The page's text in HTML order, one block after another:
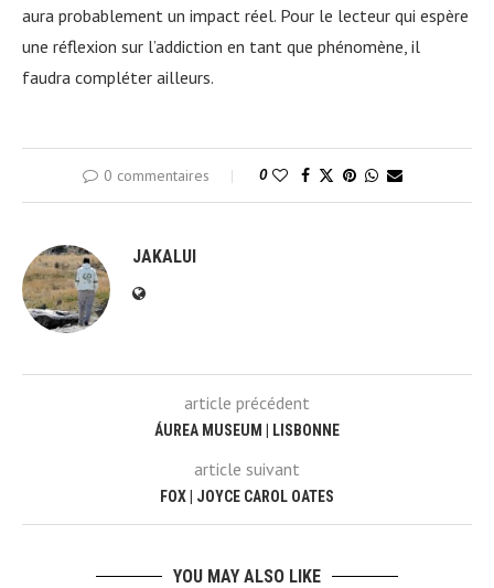
aura probablement un impact réel. Pour le lecteur qui espère
une réflexion sur l’addiction en tant que phénomène, il
faudra compléter ailleurs.
0 commentaires 0
JAKALUI
article précédent
ÁUREA MUSEUM | LISBONNE
article suivant
FOX | JOYCE CAROL OATES
YOU MAY ALSO LIKE